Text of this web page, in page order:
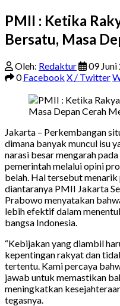
PMII : Ketika
Bersatu, Masa
Oleh: Redaktur 09 Juni
0Facebook X / Twitter
Jakarta – Perkembangan
dimana banyak muncul isu
narasi besar mengarah
pemerintah melalui opini
belah. Hal tersebut
diantaranya PMII Jakarta
Prabowo menyatakan
lebih efektif dalam
bangsa Indonesia.
“Kebijakan yang diambil
kepentingan rakyat dan
tertentu. Kami percaya
jawab untuk memastikan
meningkatkan
tegasnya.